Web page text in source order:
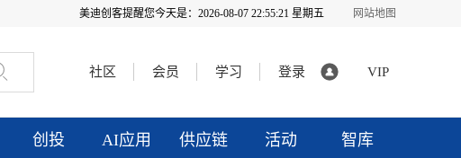
美迪创客提醒您今天是： 2026-08-07 22:55:22 星期五 网站地图
社区 会员 学习 登录 VIP
创投 AI应用 供应链 活动 智库